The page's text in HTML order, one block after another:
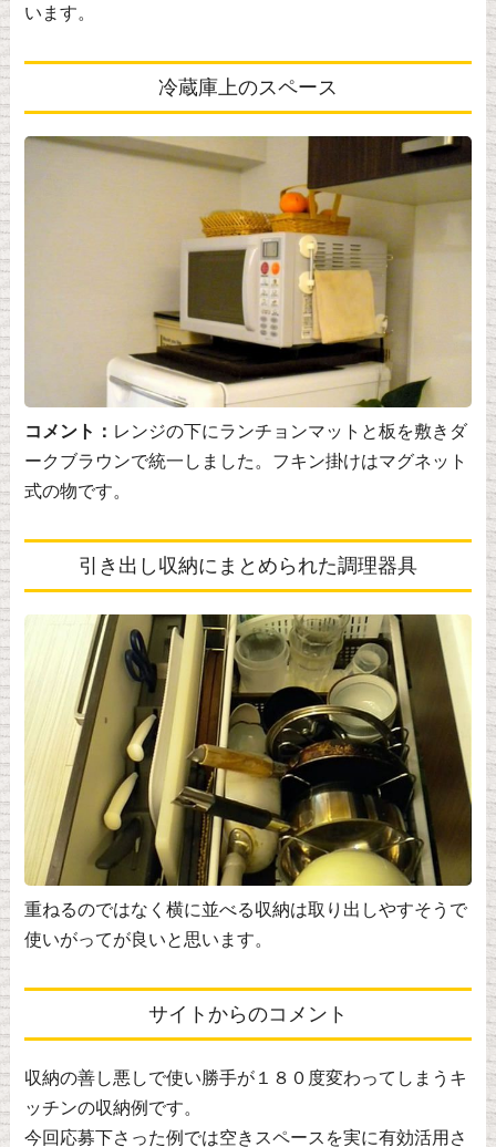
います。
冷蔵庫上のスペース
コメント： レンジの下にランチョンマットと板を敷きダ
ークブラウンで統一しました。フキン掛けはマグネット
式の物です。
引き出し収納にまとめられた調理器具
重ねるのではなく横に並べる収納は取り出しやすそうで
使いがってが良いと思います。
サイトからのコメント
収納の善し悪しで使い勝手が１８０度変わってしまうキ
ッチンの収納例です。
今回応募下さった例では空きスペースを実に有効活用さ